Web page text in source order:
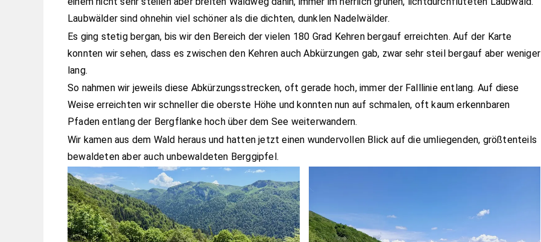
Laubwälder sind ohnehin viel schöner als die dichten, dunklen Nadelwälder.
Es ging stetig bergan, bis wir den Bereich der vielen 180 Grad Kehren bergauf erreichten. Auf der Karte
konnten wir sehen, dass es zwischen den Kehren auch Abkürzungen gab, zwar sehr steil bergauf aber weniger
lang.
So nahmen wir jeweils diese Abkürzungsstrecken, oft gerade hoch, immer der Falllinie entlang. Auf diese
Weise erreichten wir schneller die oberste Höhe und konnten nun auf schmalen, oft kaum erkennbaren
Pfaden entlang der Bergflanke hoch über dem See weiterwandern.
Wir kamen aus dem Wald heraus und hatten jetzt einen wundervollen Blick auf die umliegenden, größtenteils
bewaldeten aber auch unbewaldeten Berggipfel.